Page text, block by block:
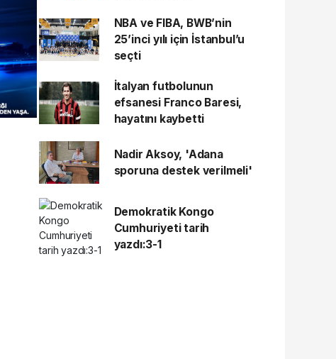
NBA ve FIBA, BWB’nin
25’inci yılı için İstanbul’u
seçti
İtalyan futbolunun
efsanesi Franco Baresi,
hayatını kaybetti
Nadir Aksoy, 'Adana
sporuna destek verilmeli'
Demokratik Kongo
Cumhuriyeti tarih
yazdı:3-1